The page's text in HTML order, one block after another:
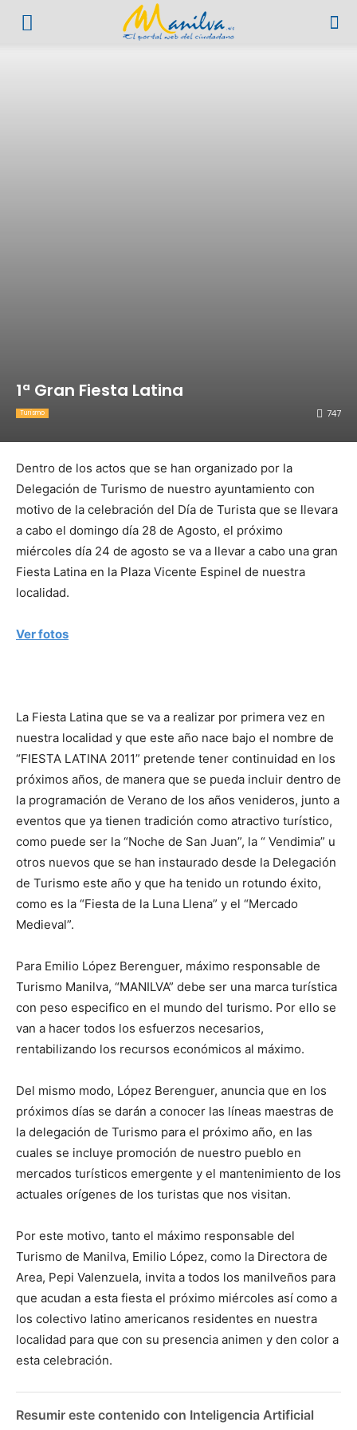
1ª Gran Fiesta Latina
747
Turismo
Dentro de los actos que se han organizado por la
Delegación de Turismo de nuestro ayuntamiento con
motivo de la celebración del Día de Turista que se llevara
a cabo el domingo día 28 de Agosto, el próximo
miércoles día 24 de agosto se va a llevar a cabo una gran
Fiesta Latina en la Plaza Vicente Espinel de nuestra
localidad.
Ver fotos
La Fiesta Latina que se va a realizar por primera vez en
nuestra localidad y que este año nace bajo el nombre de
“FIESTA LATINA 2011” pretende tener continuidad en los
próximos años, de manera que se pueda incluir dentro de
la programación de Verano de los años venideros, junto a
eventos que ya tienen tradición como atractivo turístico,
como puede ser la “Noche de San Juan”, la “ Vendimia” u
otros nuevos que se han instaurado desde la Delegación
de Turismo este año y que ha tenido un rotundo éxito,
como es la “Fiesta de la Luna Llena” y el “Mercado
Medieval”.
Para Emilio López Berenguer, máximo responsable de
Turismo Manilva, “MANILVA” debe ser una marca turística
con peso especifico en el mundo del turismo. Por ello se
van a hacer todos los esfuerzos necesarios,
rentabilizando los recursos económicos al máximo.
Del mismo modo, López Berenguer, anuncia que en los
próximos días se darán a conocer las líneas maestras de
la delegación de Turismo para el próximo año, en las
cuales se incluye promoción de nuestro pueblo en
mercados turísticos emergente y el mantenimiento de los
actuales orígenes de los turistas que nos visitan.
Por este motivo, tanto el máximo responsable del
Turismo de Manilva, Emilio López, como la Directora de
Area, Pepi Valenzuela, invita a todos los manilveños para
que acudan a esta fiesta el próximo miércoles así como a
los colectivo latino americanos residentes en nuestra
localidad para que con su presencia animen y den color a
esta celebración.
Resumir este contenido con Inteligencia Artificial